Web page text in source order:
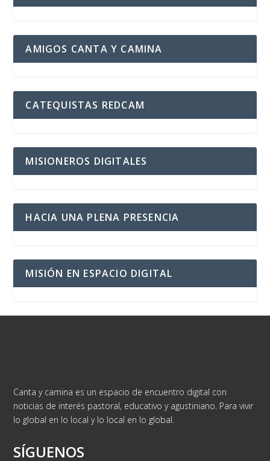
AMIGOS CANTA Y CAMINA
CATEQUISTAS REDCAM
MISIONEROS DIGITALES
HACIA UNA PLENA PRESENCIA
MISIÓN EN ESPACIO DIGITAL
Canta y camina es un espacio de encuentro digital con
noticias de interés pastoral, educativo y agustiniano. Para vivir
lo global en lo local y lo local en lo global.
SÍGUENOS